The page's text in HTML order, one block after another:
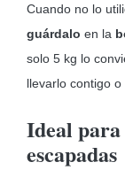
Cuando no lo
guárdalo en la
solo 5 kg lo
llevarlo contigo
Ideal
escapadas